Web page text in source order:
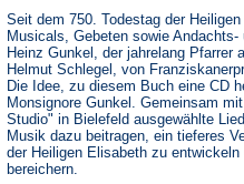
Seit dem 750. Todestag der
Musicals, Gebeten sowie
Heinz Gunkel, der jahrelang Pfarrer
Helmut Schlegel, von
Die Idee, zu diesem Buch eine CD
Monsignore Gunkel. Gemeinsam
Studio" in Bielefeld ausgewählte
Musik dazu beitragen, ein tieferes
der Heiligen Elisabeth zu
bereichern.